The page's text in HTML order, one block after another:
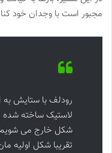
مجبور است با وجدان خود
رودلف با ستایش به
لاستیک ساخته
شکل خارج مى شویم
تقریبا شکل اولیه